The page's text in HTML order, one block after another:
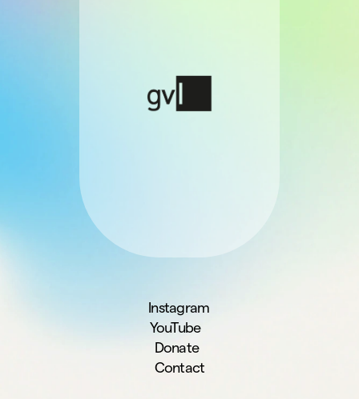
Instagram
YouTube
Donate
Contact